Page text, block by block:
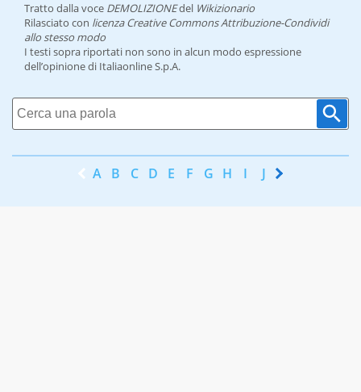
Tratto dalla voce DEMOLIZIONEdel Wikizionario
Rilasciato con licenza Creative Commons Attribuzione-Condividi
allo stesso modo
I testi sopra riportati non sono in alcun modo espressione
dell’opinione di Italiaonline S.p.A.
A B C D E F G H I J K